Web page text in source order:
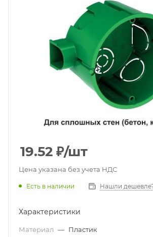
19.52 ₽/шт
Цена указана без учета НДС
Есть в наличии Нашли
Характеристики
Материал — Пластик